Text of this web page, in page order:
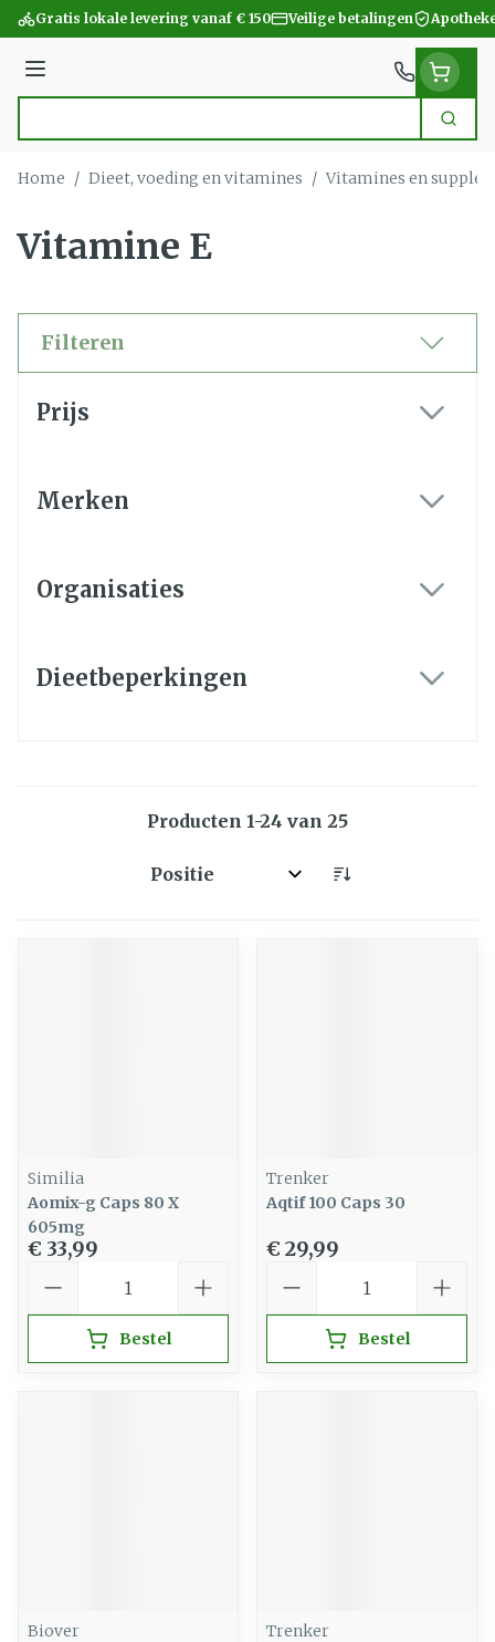
Ga naar de inhoud
Gratis lokale levering vanaf € 150 Veilige betalingen
Menu
Zoek
Home / Dieet, voeding en vitamines / Vitamines en
Vitamine E
Filteren
Prijs
Merken
Organisaties
Dieetbeperkingen
Producten 1-24 van 25
Sorteer op:
Similia
Aomix-g Caps 80 X
605mg
€ 33,99
Bestel
Trenker
Aqtif 100 Caps 30
€ 29,99
Bestel
Biover
Trenker